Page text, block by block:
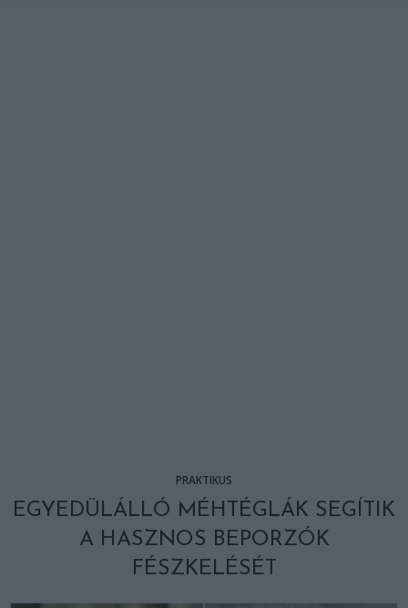
PRAKTIKUS
EGYEDÜLÁLLÓ MÉHTÉGLÁK SEGÍTIK
A HASZNOS BEPORZÓK
FÉSZKELÉSÉT